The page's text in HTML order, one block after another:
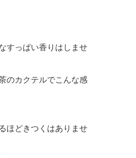
すっぱい香りはしませ
のカクテルでこんな感
ほどきつくはありませ